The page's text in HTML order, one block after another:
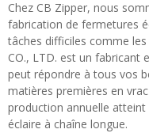
Chez CB Zipper, nous
fabrication de fermetures
tâches difficiles comme les
CO., LTD. est un fabricant
peut répondre à tous vos
matières premières en
production annuelle
éclaire à chaîne longue.